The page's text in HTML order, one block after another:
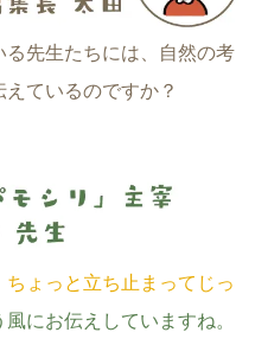
先生たちには、自然の考
ているのですか？
ょっと立ち止まってじっ
風にお伝えしていますね。